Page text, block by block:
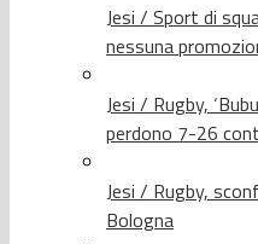
Jesi / Sport di
nessuna
Jesi / Rugby,
perdono 7-26
Jesi / Rugby,
Bologna